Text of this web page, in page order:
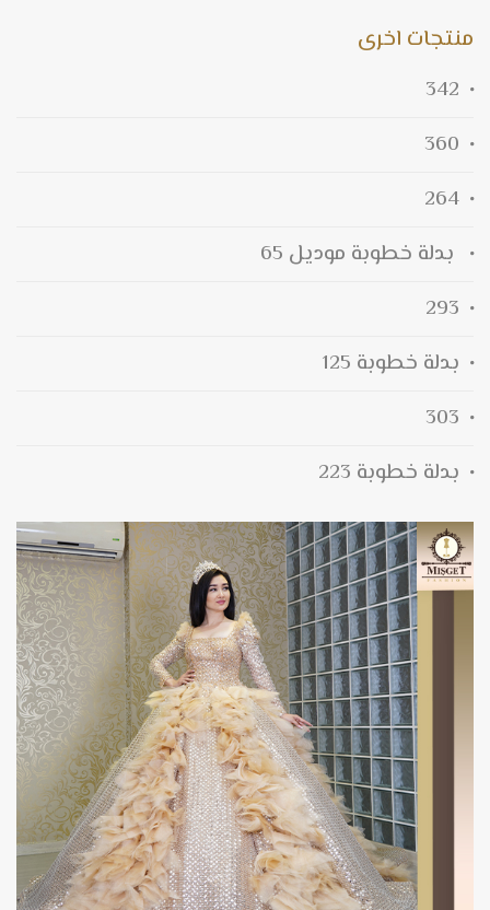
منتجات اخرى
342
360
264
بدلة خطوبة موديل 65
293
بدلة خطوبة 125
303
بدلة خطوبة 223